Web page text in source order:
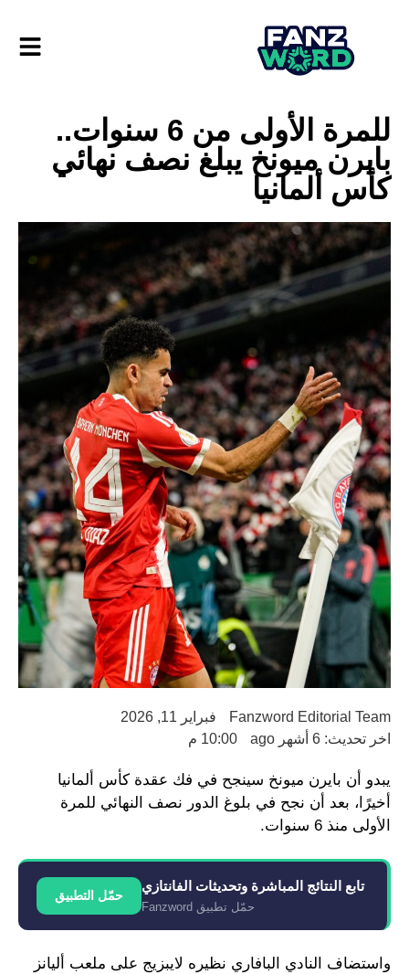
للمرة الأولى من 6 سنوات..
بايرن ميونخ يبلغ نصف نهائي
كأس ألمانيا
Fanzword Editorial Team
فبراير 11, 2026
اخر تحديث: 6 أشهر ago
10:00 م
يبدو أن بايرن ميونخ سينجح في فك عقدة كأس ألمانيا
أخيرًا، بعد أن نجح في بلوغ الدور نصف النهائي للمرة
الأولى منذ 6 سنوات.
تابع النتائج المباشرة وتحديثات الفانتازي
حمّل تطبيق Fanzword
حمّل التطبيق
واستضاف النادي البافاري نظيره لايبزيج على ملعب أليانز